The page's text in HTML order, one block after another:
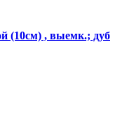
(10см) , выемк.; дуб